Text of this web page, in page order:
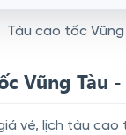
Tàu cao tốc Vũng
Vũng Tàu
vé, lịch tàu cao